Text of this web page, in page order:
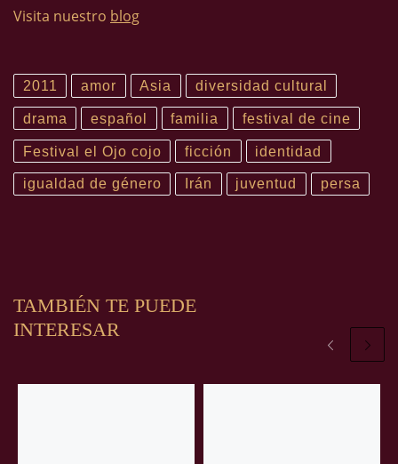
Visita nuestro blog
2011 amor Asia diversidad cultural
drama español familia festival de cine
Festival el Ojo cojo ficción identidad
igualdad de género Irán juventud persa
TAMBIÉN TE PUEDE
INTERESAR